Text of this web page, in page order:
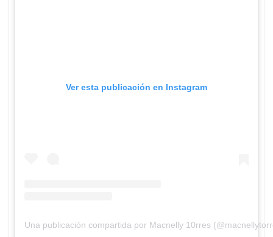
Ver esta publicación en Instagram
Una publicación compartida por Macnelly 10rres